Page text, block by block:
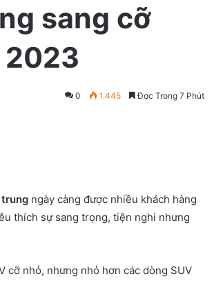
sang cỡ
0 1.445 Đọc Trong 7 Phút
Pocket
trung ngày càng được nhiều khách hàng
thích sự sang trọng, tiện nghi nhưng
cỡ nhỏ, nhưng nhỏ hơn các dòng SUV